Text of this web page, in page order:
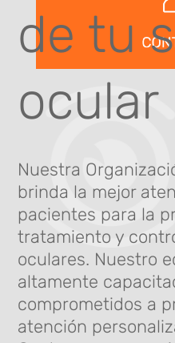
de tu
ocular
Nuestra
brinda la mejor
pacientes para la
tratamiento y
oculares. Nuestro
altamente
comprometidos a
atención